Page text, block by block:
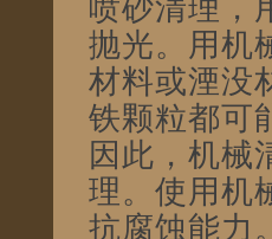
抛光。用机
材料或湮没
铁颗粒都可
因此，机械
理。使用机
抗腐蚀能力